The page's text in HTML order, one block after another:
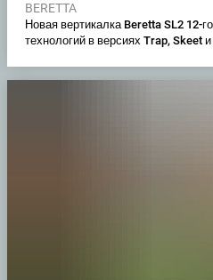
BERETTA
Новая вертикалка Beretta SL2 12-
технологий в версиях Trap, Skeet